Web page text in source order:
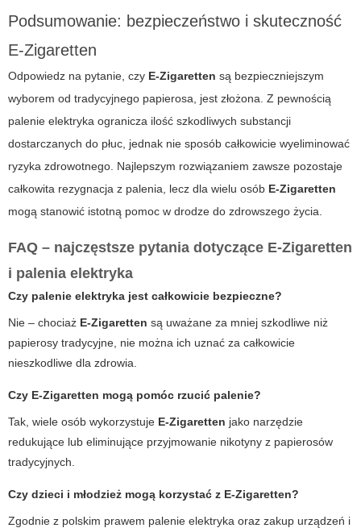
Podsumowanie: bezpieczeństwo i skuteczność
E-Zigaretten
Odpowiedz na pytanie, czy E-Zigaretten są bezpieczniejszym
wyborem od tradycyjnego papierosa, jest złożona. Z pewnością
palenie elektryka ogranicza ilość szkodliwych substancji
dostarczanych do płuc, jednak nie sposób całkowicie wyeliminować
ryzyka zdrowotnego. Najlepszym rozwiązaniem zawsze pozostaje
całkowita rezygnacja z palenia, lecz dla wielu osób E-Zigaretten
mogą stanowić istotną pomoc w drodze do zdrowszego życia.
FAQ – najczęstsze pytania dotyczące E-Zigaretten
i palenia elektryka
Czy palenie elektryka jest całkowicie bezpieczne?
Nie – chociaż E-Zigaretten są uważane za mniej szkodliwe niż
papierosy tradycyjne, nie można ich uznać za całkowicie
nieszkodliwe dla zdrowia.
Czy E-Zigaretten mogą pomóc rzucić palenie?
Tak, wiele osób wykorzystuje E-Zigaretten jako narzędzie
redukujące lub eliminujące przyjmowanie nikotyny z papierosów
tradycyjnych.
Czy dzieci i młodzież mogą korzystać z E-Zigaretten?
Zgodnie z polskim prawem palenie elektryka oraz zakup urządzeń i